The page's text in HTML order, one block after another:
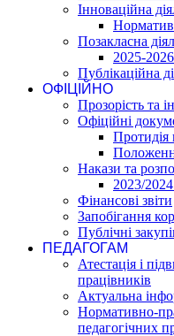
Інноваційна
Позакласна
2025-
Публікаційна
ОФІЦІЙНО
Прозорість та
Офіційні
Протидія
Накази та
2023/
Фінансові звіти
Запобігання
Публічні
ПЕДАГОГАМ
Атестація і
працівників
Актуальна
Нормативно-
педагогічних